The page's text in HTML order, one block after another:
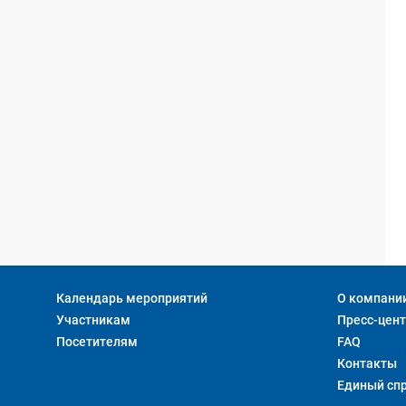
Календарь мероприятий
Участникам
Посетителям
О
Пресс-
FAQ
Контакты
Единый